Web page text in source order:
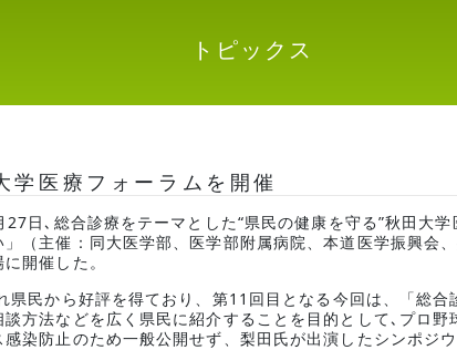
トピックス
学医療フォーラムを開催
日､総合診療をテーマとした“県民の健康を守る”秋田大
（主催：同大医学部、医学部附属病院、本道医学振興会
開催した。
民から好評を得ており、第11回目となる今回は、「総
方法などを広く県民に紹介することを目的として､プロ
染防止のため一般公開せず、梨田氏が出演したシンポジ